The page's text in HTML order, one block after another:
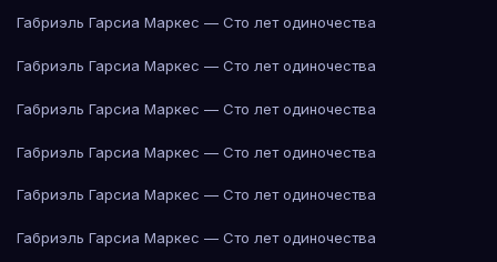
Габриэль Гарсиа Маркес — Сто лет одиночества
Габриэль Гарсиа Маркес — Сто лет одиночества
Габриэль Гарсиа Маркес — Сто лет одиночества
Габриэль Гарсиа Маркес — Сто лет одиночества
Габриэль Гарсиа Маркес — Сто лет одиночества
Габриэль Гарсиа Маркес — Сто лет одиночества